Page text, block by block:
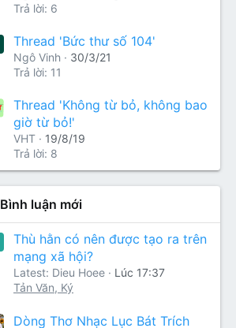
Trả lời: 6
Thread 'Bức thư số 104'
Ngô Vinh
30/3/21
Trả lời: 11
Thread 'Không từ bỏ, không bao
giờ từ bỏ!'
VHT
19/8/19
Trả lời: 8
Bình luận mới
Thù hằn có nên được tạo ra trên
mạng xã hội?
Latest: Dieu Hoee
Lúc 17:37
Tản Văn, Ký
Dòng Thơ Nhạc Lục Bát Trích